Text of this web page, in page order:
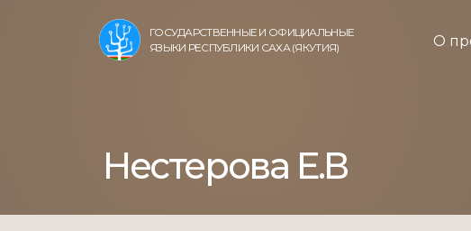
ГОСУДАРСТВЕННЫЕ И ОФИЦИАЛЬНЫЕ
ЯЗЫКИ РЕСПУБЛИКИ САХА (ЯКУТИЯ)
О
Нестерова Е.В